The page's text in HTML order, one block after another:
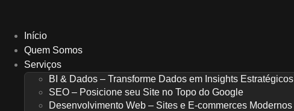
conteúdo
Início
Quem Somos
Serviços
BI & Dados – Transforme Dados em Insights Estratégicos
SEO – Posicione seu Site no Topo do Google
Desenvolvimento Web – Sites e E-commerces Modernos